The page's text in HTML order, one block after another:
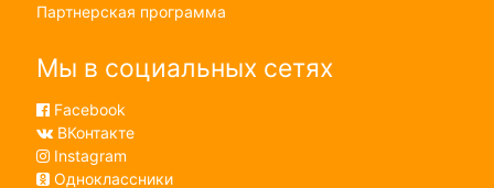
Партнерская программа
Мы в социальных сетях
Facebook
ВКонтакте
Instagram
Одноклассники